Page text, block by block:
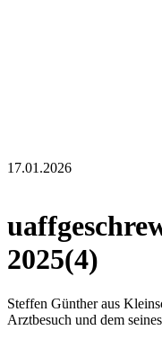
17.01.2026
2025(4)
Steffen Günther aus
Arztbesuch und dem